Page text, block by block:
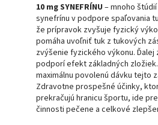
10 mg SYNEFRÍNU – mnoho
synefrínu v podpore spaľovania
že prípravok zvyšuje fyzický
pomáha uvoľniť tuk z tukových
zvýšenie fyzického výkonu. Ďalej
podporí efekt základných
maximálnu povolenú dávku tejto
Zdravotne prospešné účinky,
prekračujú hranicu športu, ide
činnosti pečene a celkové